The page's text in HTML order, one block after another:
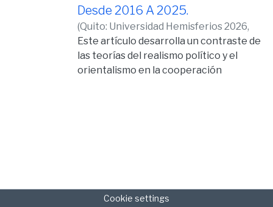
Desde 2016 A 2025.
(Quito: Universidad Hemisferios 2026,
2026-01-15)Del Pozo Ocaña, Camila
Elizabeth
Este artículo desarrolla un contraste de
las teorías del realismo político y el
orientalismo en la cooperación
política pública global que, enfocándose
en la cooperación para el desarrollo,
Cookie settings